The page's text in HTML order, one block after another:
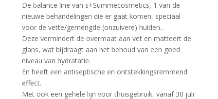
De balance line van s+Summecosmetics, 1 van de
nieuwe behandelingen die er gaat komen, speciaal
voor de vette/gemengde (onzuivere) huiden..
Deze vermindert de overmaat aan vet en matteert de
glans, wat bijdraagt aan het behoud van een goed
niveau van hydratatie.
En heeft een antiseptische en ontstekkingsremmend
effect.
Met ook een gehele lijn voor thuisgebruik, vanaf 30 juli